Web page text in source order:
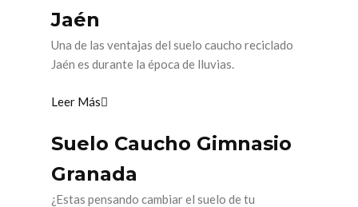
Jaén
Una de las ventajas del suelo caucho reciclado
Jaén es durante la época de lluvias.
Leer Más
Suelo Caucho Gimnasio
Granada
¿Estas pensando cambiar el suelo de tu